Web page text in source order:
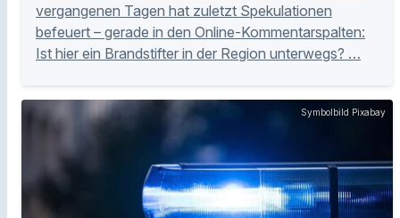
vergangenen Tagen hat zuletzt Spekulationen
befeuert – gerade in den Online-Kommentarspalten:
Ist hier ein Brandstifter in der Region unterwegs? …
Symbolbild Pixabay